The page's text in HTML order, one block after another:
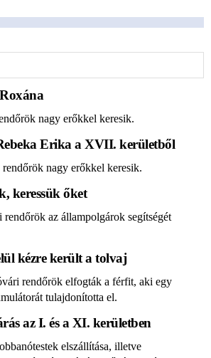
nagy erőkkel keresik.
Erika a XVII. kerületből
nagy erőkkel keresik.
keressük őket
rendőrök az állampolgárok segítségét
kézre került a tolvaj
rendőrök elfogták a férfit, aki egy
tulajdonította el.
az I. és a XI. kerületben
elszállítása, illetve